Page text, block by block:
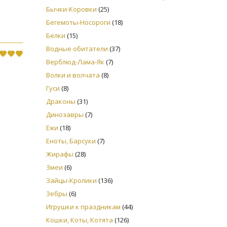
Бычки-Коровки (25)
Бегемоты-Носороги (18)
Белки (15)
Водные обитатели (37)
Верблюд-Лама-Як (7)
Волки и волчата (8)
Гуси (8)
Драконы (31)
Динозавры (7)
Ежи (18)
Еноты, Барсуки (7)
Жирафы (28)
Змеи (6)
Зайцы-Кролики (136)
Зебры (6)
Игрушки к праздникам (44)
Кошки, Коты, Котята (126)